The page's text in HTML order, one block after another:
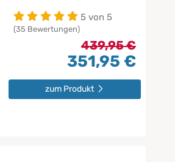
5 von 5
(35 Bewertungen)
439,95 €
351,95 €
zum Produkt